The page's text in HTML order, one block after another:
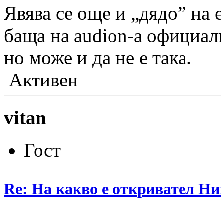
Явява се още и „дядо” на
баща на audion-а
но може и да не е така.
Активен
vitan
Гост
Re: На какво е откривател